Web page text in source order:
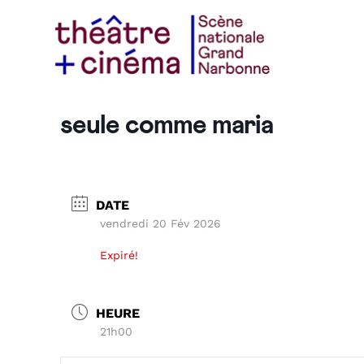
seule comme maria
DATE
vendredi 20 Fév 2026
Expiré!
HEURE
21h00